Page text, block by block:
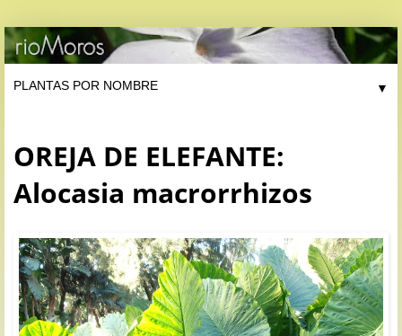
▼
OREJA DE ELEFANTE:
Alocasia macrorrhizos